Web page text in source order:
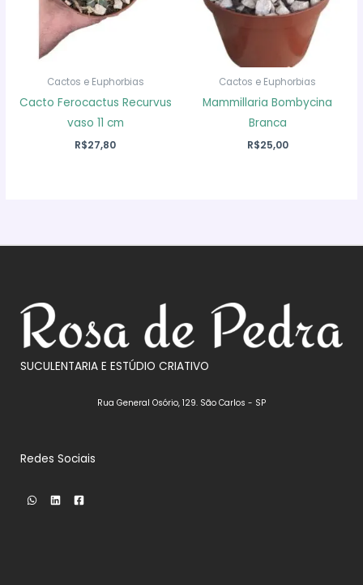
Cactos e Euphorbias
Cacto Ferocactus Recurvus
vaso 11 cm
R$27,80
Cactos e Euphorbias
Mammillaria Bombycina
Branca
R$25,00
SUCULENTARIA E ESTÚDIO CRIATIVO
Rua General Osório, 129. São Carlos - SP
Redes Sociais